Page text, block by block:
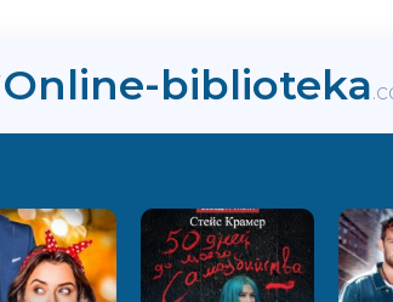
Online-biblioteka